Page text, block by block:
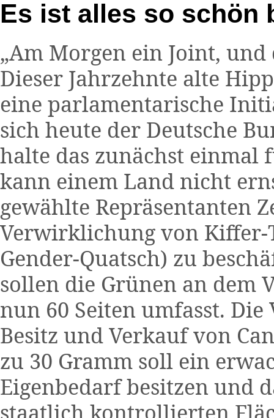
Es ist alles so schön
„Am Morgen ein Joint,
Dieser Jahrzehnte alte
eine parlamentarische
sich heute der Deutsche
halte das zunächst einmal
kann einem Land nicht
gewählte Repräsentanten
Verwirklichung von Kiffer-
Gender-Quatsch) zu
sollen die Grünen an dem
nun 60 Seiten umfasst.
Besitz und Verkauf von
zu 30 Gramm soll ein
Eigenbedarf besitzen und
staatlich kontrollierten